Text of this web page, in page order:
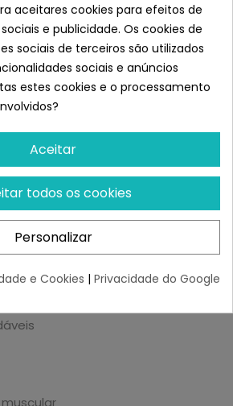
12
aceitares cookies para efeitos de
e publicidade. Os cookies de
sociais de terceiros são utilizados
sociais e anúncios
estes cookies e o processamento
Aceitar
todos os cookies
Personalizar
e Cookies | Privacidade do Google